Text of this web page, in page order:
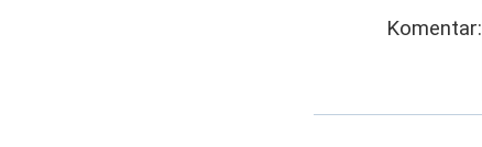
Komentar: